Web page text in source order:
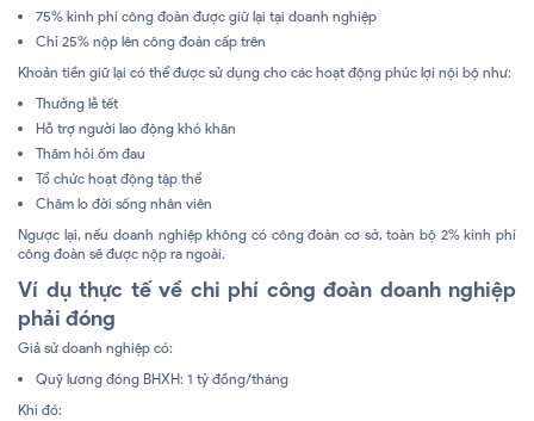
75% kinh phí công đoàn được giữ lại tại doanh nghiệp
Chỉ 25% nộp lên công đoàn cấp trên
Khoản tiền giữ lại có thể được sử dụng cho các hoạt động phúc lợi nội bộ như:
Thưởng lễ tết
Hỗ trợ người lao động khó khăn
Thăm hỏi ốm đau
Tổ chức hoạt động tập thể
Chăm lo đời sống nhân viên
Ngược lại, nếu doanh nghiệp không có công đoàn cơ sở, toàn bộ 2% kinh phí
công đoàn sẽ được nộp ra ngoài.
Ví dụ thực tế về chi phí công đoàn doanh nghiệp
phải đóng
Giả sử doanh nghiệp có:
Quỹ lương đóng BHXH: 1 tỷ đồng/tháng
Khi đó: